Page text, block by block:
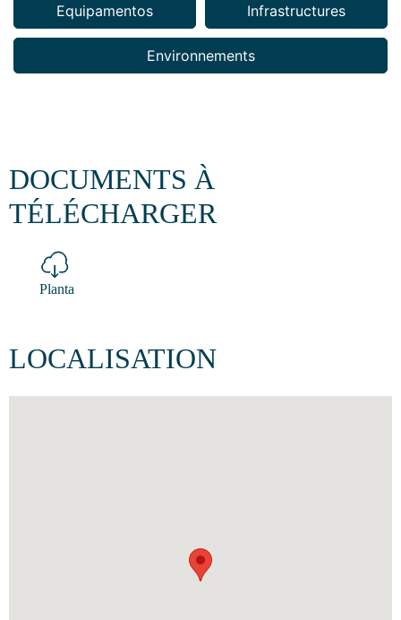
Equipamentos Infrastructures
Environnements
DOCUMENTS À
TÉLÉCHARGER
Planta
LOCALISATION